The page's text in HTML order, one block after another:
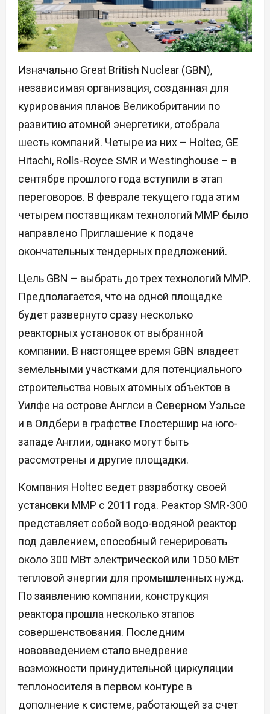
Изначально Great British Nuclear (GBN),
независимая организация, созданная для
курирования планов Великобритании по
развитию атомной энергетики, отобрала
шесть компаний. Четыре из них – Holtec, GE
Hitachi, Rolls-Royce SMR и Westinghouse – в
сентябре прошлого года вступили в этап
переговоров. В феврале текущего года этим
четырем поставщикам технологий ММР было
направлено Приглашение к подаче
окончательных тендерных предложений.
Цель GBN – выбрать до трех технологий ММР.
Предполагается, что на одной площадке
будет развернуто сразу несколько
реакторных установок от выбранной
компании. В настоящее время GBN владеет
земельными участками для потенциального
строительства новых атомных объектов в
Уилфе на острове Англси в Северном Уэльсе
и в Олдбери в графстве Глостершир на юго-
западе Англии, однако могут быть
рассмотрены и другие площадки.
Компания Holtec ведет разработку своей
установки ММР с 2011 года. Реактор SMR-300
представляет собой водо-водяной реактор
под давлением, способный генерировать
около 300 МВт электрической или 1050 МВт
тепловой энергии для промышленных нужд.
По заявлению компании, конструкция
реактора прошла несколько этапов
совершенствования. Последним
нововведением стало внедрение
возможности принудительной циркуляции
теплоносителя в первом контуре в
дополнение к системе, работающей за счет